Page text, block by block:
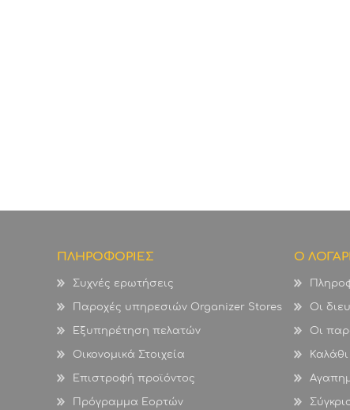
ΠΛΗΡΟΦΟΡΙΕΣ
Συχνές ερωτήσεις
Παροχές υπηρεσιών Organizer Stores
Εξυπηρέτηση πελατών
Οικονομικά Στοιχεία
Επιστροφή προϊόντος
Πρόγραμμα Εορτών
Ο
Οι
Οι